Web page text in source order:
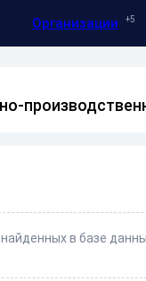
Организации 5
в базе